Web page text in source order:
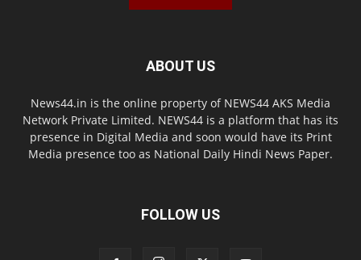
ABOUT US
News44.in is the online property of NEWS44 AKS Media
Network Private Limited. NEWS44 is a platform that has its
presence in Digital Media and soon would have its Print
Media presence too as National Daily Hindi News Paper.
FOLLOW US